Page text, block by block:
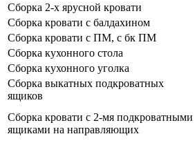
Сборка 2-х ярусной кровати
Сборка кровати с балдахином
Сборка кровати с ПМ, с бк ПМ
Сборка кухонного стола
Сборка кухонного уголка
Сборка выкатных подкроватных
ящиков
Сборка кровати с 2-мя подкроватными
ящиками на направляющих